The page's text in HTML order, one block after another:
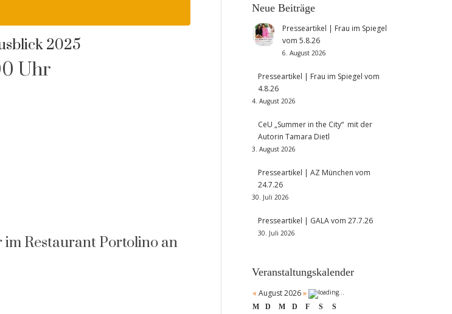
2025
Uhr
Restaurant Portolino an
Neue Beiträge
Presseartikel | Frau im Spiegel
vom 5.8.26
6. August 2026
Presseartikel | Frau im Spiegel vom
4.8.26
4. August 2026
CeU „Summer in the City“ mit der
Autorin Tamara Dietl
3. August 2026
Presseartikel | AZ München vom
24.7.26
30. Juli 2026
Presseartikel | GALA vom 27.7.26
30. Juli 2026
Veranstaltungskalender
« August 2026 »
M D M D F S S